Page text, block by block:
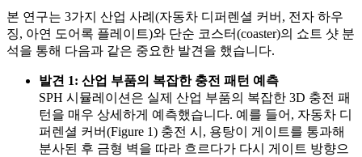
본 연구는 3가지 산업 사례(자동차 디퍼렌셜 커버, 전자 하우
징, 아연 도어록 플레이트)와 단순 코스터(coaster)의 쇼트 샷 분
석을 통해 다음과 같은 중요한 발견을 했습니다.
발견 1: 산업 부품의 복잡한 충전 패턴 예측
SPH 시뮬레이션은 실제 산업 부품의 복잡한 3D 충전 패
턴을 매우 상세하게 예측했습니다. 예를 들어, 자동차 디
퍼렌셜 커버(Figure 1) 충전 시, 용탕이 게이트를 통과해
분사된 후 금형 벽을 따라 흐르다가 다시 게이트 방향으